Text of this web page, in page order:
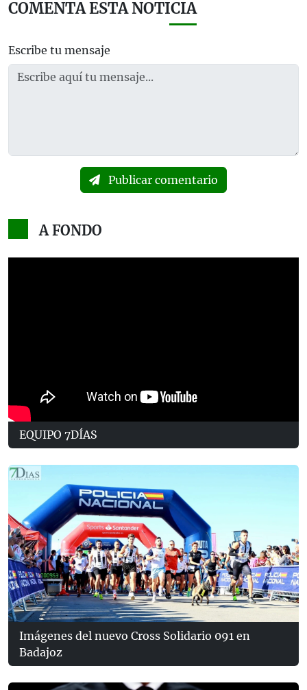
COMENTA ESTA NOTICIA
Escribe tu mensaje
Publicar comentario
A FONDO
EQUIPO 7DÍAS
Imágenes del nuevo Cross Solidario 091 en
Badajoz